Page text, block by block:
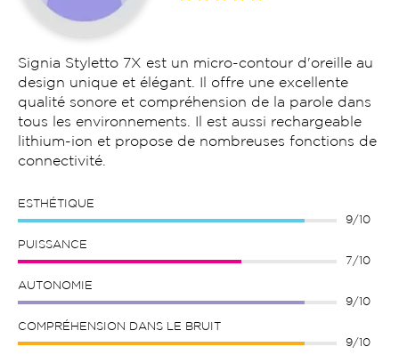
Signia Styletto 7X est un micro-contour d'oreille au
design unique et élégant. Il offre une excellente
qualité sonore et compréhension de la parole dans
tous les environnements. Il est aussi rechargeable
lithium-ion et propose de nombreuses fonctions de
connectivité.
ESTHÉTIQUE
9/10
PUISSANCE
7/10
AUTONOMIE
9/10
COMPRÉHENSION DANS LE BRUIT
9/10